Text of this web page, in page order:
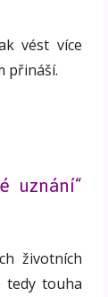
vést více
přináší.
uznání“
životních
tedy touha